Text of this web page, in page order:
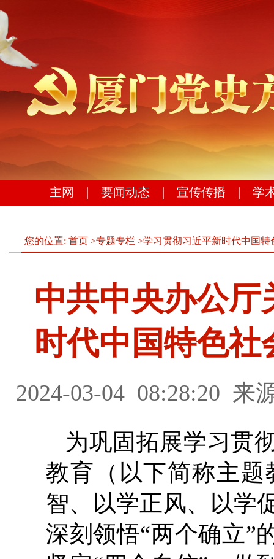
主网 要闻动态 宣传传播 学
您的位置: 首页 >专题专栏 >学习贯彻习近平新时代中国
中共中央办公
时代中国特色
2024-03-04 08:28:20 来
为巩固拓展学习贯
教育（以下简称主
智、以学正风、以学
深刻领悟“两个确立”